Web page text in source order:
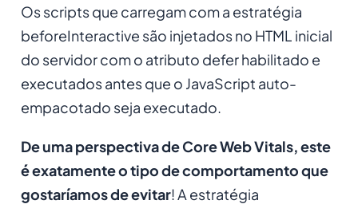
Os scripts que carregam com a estratégia
beforeInteractive são injetados no HTML inicial
do servidor com o atributo defer habilitado e
executados antes que o JavaScript auto-
empacotado seja executado.
De uma perspectiva de Core Web Vitals, este
é exatamente o tipo de comportamento que
gostaríamos de evitar! A estratégia